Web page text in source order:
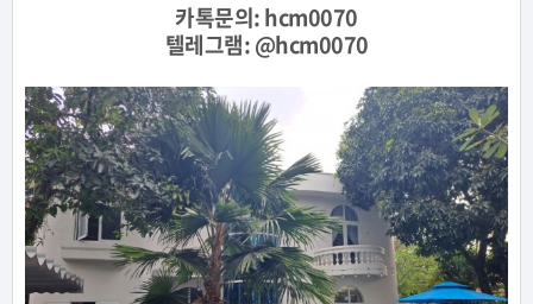
카톡문의:hcm0070
텔레그램: @hcm0070